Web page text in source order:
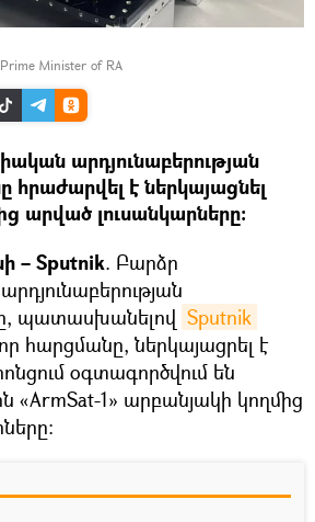
Minister of RA
արդյունաբերության
հրաժարվել է ներկայացնել
արված լուսանկարները։
– Sputnik. Բարձր
պատասխանելով Sputnik
հարցմանը, ներկայացրել է
օգտագործվում են
«ArmSat-1» արբանյակի կողմից